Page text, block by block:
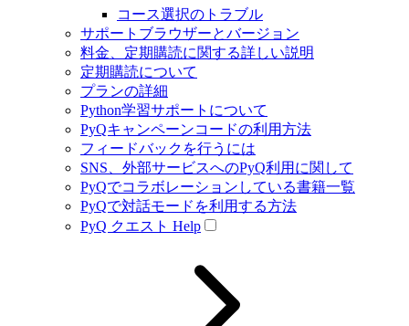
コース選択のトラブル
サポートブラウザーとバージョン
料金、定期購読に関する詳しい説明
定期購読について
プランの詳細
Python学習サポートについて
PyQキャンペーンコードの利用方法
フィードバックを行うには
SNS、外部サービスへのPyQ利用に関して
PyQでコラボレーションしている書籍一覧
PyQで対話モードを利用する方法
PyQ クエスト Help